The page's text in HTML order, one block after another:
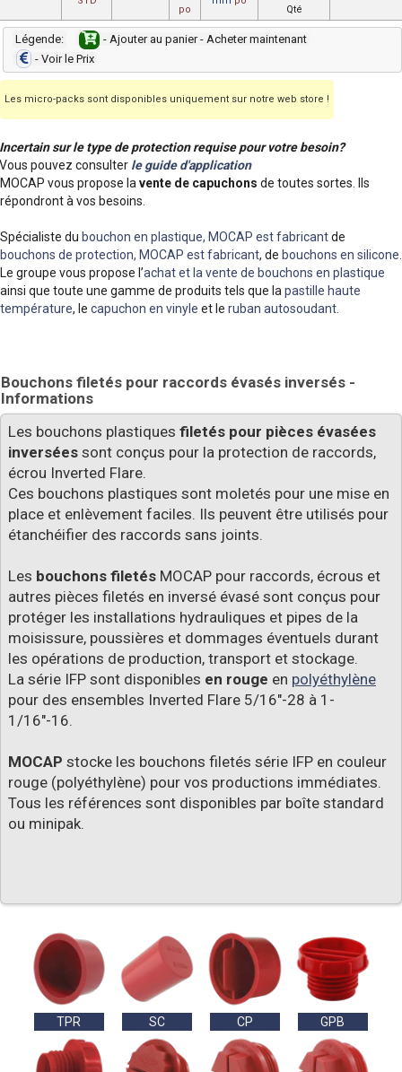
po Qté
Légende:
- Ajouter au panier - Acheter maintenant
- Voir le Prix
Les micro-packs sont disponibles uniquement sur notre web store !
Incertain sur le type de protection requise pour votre besoin?
Vous pouvez consulter le guide d'application
MOCAP vous propose lavente de capuchons de toutes sortes. Ils
répondront à vos besoins.
Spécialiste du bouchon en plastique, MOCAP est fabricantde
bouchons de protection, MOCAP est fabricant, de bouchons en silicone.
Le groupe vous propose l’achat et la vente de bouchons en plastique
ainsi que toute une gamme de produits tels que lapastille haute
température, le capuchon en vinyle et le ruban autosoudant.
Bouchons filetés pour raccords évasés inversés -
Informations
Les bouchons plastiques filetés pour pièces évasées
inversées sont conçus pour la protection de raccords,
écrou Inverted Flare.
Ces bouchons plastiques sont moletés pour une mise en
place et enlèvement faciles. Ils peuvent être utilisés pour
étanchéifier des raccords sans joints.
Les bouchons filetés MOCAP pour raccords, écrous et
autres pièces filetés en inversé évasé sont conçus pour
protéger les installations hydrauliques et pipes de la
moisissure, poussières et dommages éventuels durant
les opérations de production, transport et stockage.
La série IFP sont disponibles en rouge en polyéthylène
pour des ensembles Inverted Flare 5/16"-28 à 1-
1/16"-16.
MOCAP stocke les bouchons filetés série IFP en couleur
rouge (polyéthylène) pour vos productions immédiates.
Tous les références sont disponibles par boîte standard
ou minipak.
TPR SC CP GPB